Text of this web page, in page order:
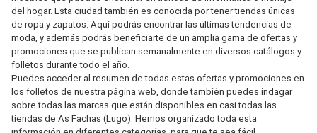
del hogar. Esta ciudad también es conocida por tener tiendas únicas
de ropa y zapatos. Aquí podrás encontrar las últimas tendencias de
moda, y además podrás beneficiarte de un amplia gama de ofertas y
promociones que se publican semanalmente en diversos catálogos y
folletos durante todo el año.
Puedes acceder al resumen de todas estas ofertas y promociones en
los folletos de nuestra página web, donde también puedes indagar
sobre todas las marcas que están disponibles en casi todas las
tiendas de As Fachas (Lugo). Hemos organizado toda esta